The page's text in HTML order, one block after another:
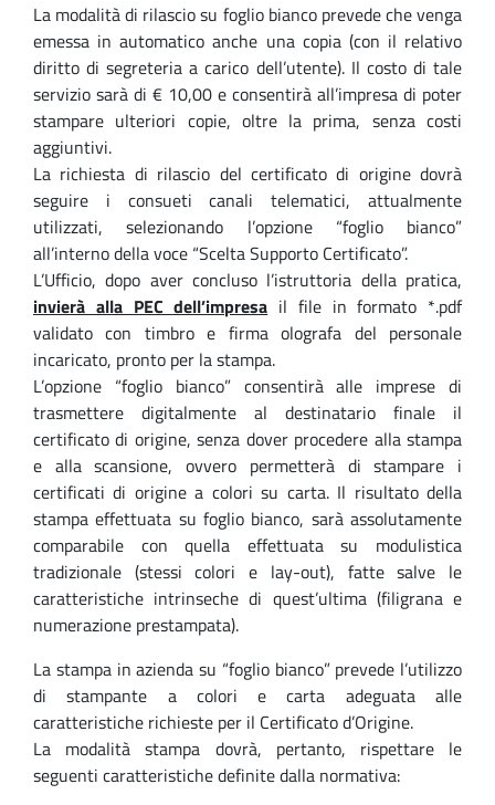
La modalità di rilascio su foglio bianco prevede che venga
emessa in automatico anche una copia (con il relativo
diritto di segreteria a carico dell’utente). Il costo di tale
servizio sarà di € 10,00 e consentirà all’impresa di poter
stampare ulteriori copie, oltre la prima, senza costi
aggiuntivi.
La richiesta di rilascio del certificato di origine dovrà
seguire i consueti canali telematici, attualmente
utilizzati, selezionando l’opzione “foglio bianco”
all’interno della voce “Scelta Supporto Certificato”.
L’Ufficio, dopo aver concluso l’istruttoria della pratica,
invierà alla PEC dell’impresa il file in formato *.pdf
validato con timbro e firma olografa del personale
incaricato, pronto per la stampa.
L’opzione “foglio bianco” consentirà alle imprese di
trasmettere digitalmente al destinatario finale il
certificato di origine, senza dover procedere alla stampa
e alla scansione, ovvero permetterà di stampare i
certificati di origine a colori su carta. Il risultato della
stampa effettuata su foglio bianco, sarà assolutamente
comparabile con quella effettuata su modulistica
tradizionale (stessi colori e lay-out), fatte salve le
caratteristiche intrinseche di quest’ultima (filigrana e
numerazione prestampata).
La stampa in azienda su “foglio bianco” prevede l’utilizzo
di stampante a colori e carta adeguata alle
caratteristiche richieste per il Certificato d’Origine.
La modalità stampa dovrà, pertanto, rispettare le
seguenti caratteristiche definite dalla normativa: